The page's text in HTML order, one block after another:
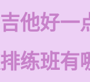
他好一
练班有